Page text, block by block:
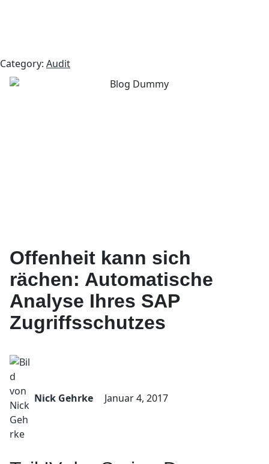
Category: Audit
Offenheit kann sich
rächen: Automatische
Analyse Ihres SAP
Zugriffsschutzes
Nick Gehrke Januar 4, 2017